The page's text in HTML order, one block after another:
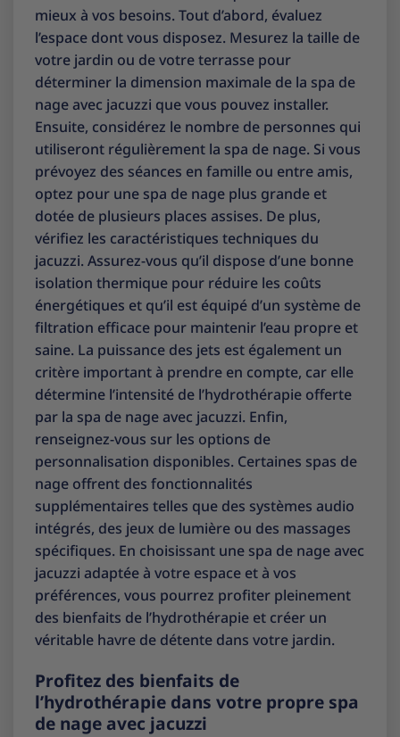
mieux à vos besoins. Tout d’abord, évaluez
l’espace dont vous disposez. Mesurez la taille de
votre jardin ou de votre terrasse pour
déterminer la dimension maximale de la spa de
nage avec jacuzzi que vous pouvez installer.
Ensuite, considérez le nombre de personnes qui
utiliseront régulièrement la spa de nage. Si vous
prévoyez des séances en famille ou entre amis,
optez pour une spa de nage plus grande et
dotée de plusieurs places assises. De plus,
vérifiez les caractéristiques techniques du
jacuzzi. Assurez-vous qu’il dispose d’une bonne
isolation thermique pour réduire les coûts
énergétiques et qu’il est équipé d’un système de
filtration efficace pour maintenir l’eau propre et
saine. La puissance des jets est également un
critère important à prendre en compte, car elle
détermine l’intensité de l’hydrothérapie offerte
par la spa de nage avec jacuzzi. Enfin,
renseignez-vous sur les options de
personnalisation disponibles. Certaines spas de
nage offrent des fonctionnalités
supplémentaires telles que des systèmes audio
intégrés, des jeux de lumière ou des massages
spécifiques. En choisissant une spa de nage avec
jacuzzi adaptée à votre espace et à vos
préférences, vous pourrez profiter pleinement
des bienfaits de l’hydrothérapie et créer un
véritable havre de détente dans votre jardin.
Profitez des bienfaits de
l’hydrothérapie dans votre propre spa
de nage avec jacuzzi